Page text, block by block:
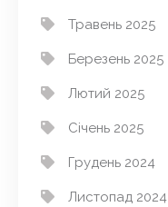
Травень 2025
Березень 2025
Лютий 2025
Січень 2025
Грудень 2024
Листопад 2024